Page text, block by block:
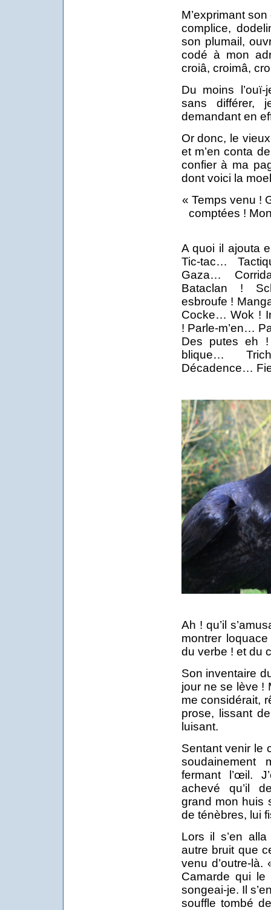
M’exprimant
complice,
son plumail,
codé à mon
croiâ, croimâ,
Du moins
sans différer,
demandant en
Or donc, le
et m’en conta
confier à ma
dont voici la
« Temps venu !
comptées !
A quoi il ajouta
Tic-tac…
Gaza…
Bataclan !
esbroufe !
Cocke… Wok !
! Parle-m’en…
Des putes eh
blique…
Décadence…
Ah ! qu’il
montrer loquace
du verbe ! et du
Son inventaire
jour ne se lève !
me considérait,
prose, lissant
luisant.
Sentant venir le
fermant l’œil.
achevé qu’il
grand mon huis
de ténèbres, lui
Lors il s’en
autre bruit que
venu d’outre-là.
Camarde qui
songeai-je. Il
souffle tombé